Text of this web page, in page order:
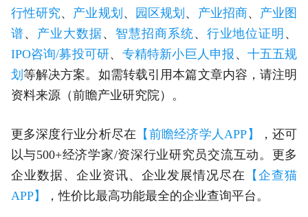
行性研究、 产业规划 、 园区规划 、 产业招商、 产业图
谱、 产业大数据、 智慧招商系统、 行业地位证明 、
IPO咨询/募投可研、 专精特新小巨人申报 、 十五五规
划 等解决方案。如需转载引用本篇文章内容，请注明
资料来源（前瞻产业研究院）。
更多深度行业分析尽在 【前瞻经济学人APP】
，还可
以与500+经济学家/资深行业研究员交流互动。更多
企业数据、企业资讯、企业发展情况尽在
【企查猫
APP】
，性价比最高功能最全的企业查询平台。